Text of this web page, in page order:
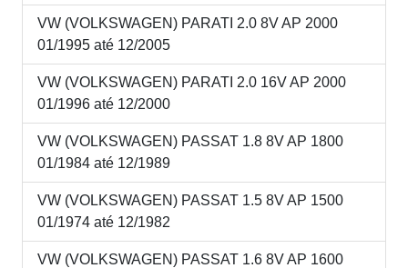
VW (VOLKSWAGEN) PARATI 2.0 8V AP 2000
01/1995 até 12/2005
VW (VOLKSWAGEN) PARATI 2.0 16V AP 2000
01/1996 até 12/2000
VW (VOLKSWAGEN) PASSAT 1.8 8V AP 1800
01/1984 até 12/1989
VW (VOLKSWAGEN) PASSAT 1.5 8V AP 1500
01/1974 até 12/1982
VW (VOLKSWAGEN) PASSAT 1.6 8V AP 1600